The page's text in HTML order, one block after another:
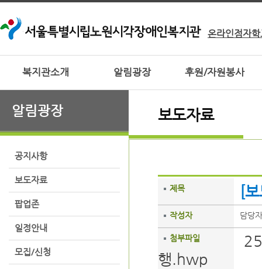
온라인점자
복지관소개 알림광장 후원/자원봉사
알림광장
공지사항
보도자료
팝업존
일정안내
모집/신청
보도자료
제목 [
작성자 담당자
첨부파일
행.hwp